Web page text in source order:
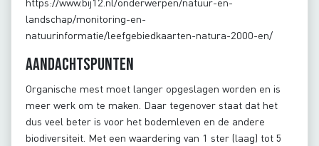
landschap/monitoring-en-
natuurinformatie/leefgebiedkaarten-natura-2000-en/
Aandachtspunten
Organische mest moet langer opgeslagen worden en is
meer werk om te maken. Daar tegenover staat dat het
dus veel beter is voor het bodemleven en de andere
biodiversiteit. Met een waardering van 1 ster (laag) tot 5